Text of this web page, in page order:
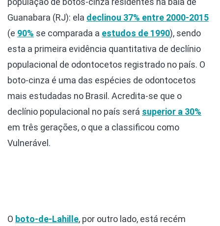
Guanabara (RJ): ela declinou 37% entre 2000-2015
(e 90% se comparada a estudos de 1990), sendo
esta a primeira evidência quantitativa de declínio
populacional de odontocetos registrado no país. O
boto-cinza é uma das espécies de odontocetos
mais estudadas no Brasil. Acredita-se que o
declínio populacional no país será superior a 30%
em três gerações, o que a classificou como
Vulnerável.
O boto-de-Lahille, por outro lado, está recém